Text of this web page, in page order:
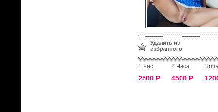
Удалить из
избранного
1 Час:
2500 Р
2 Часа:
4500 Р